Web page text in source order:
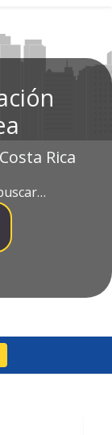
Rica